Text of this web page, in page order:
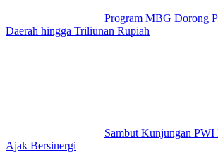
Program MBG Dorong
Daerah hingga Triliunan Rupiah
Sambut Kunjungan PWI
Ajak Bersinergi